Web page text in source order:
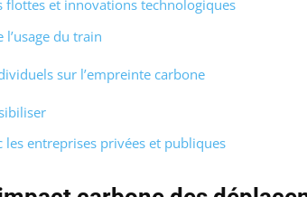
flottes et innovations technologiques
l’usage du train
sur l’empreinte carbone
les entreprises privées et publiques